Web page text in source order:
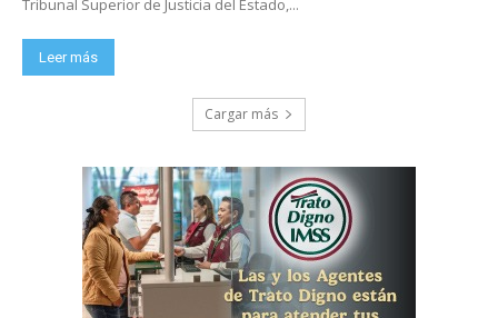
Tribunal Superior de Justicia del Estado,...
Leer más
Cargar más